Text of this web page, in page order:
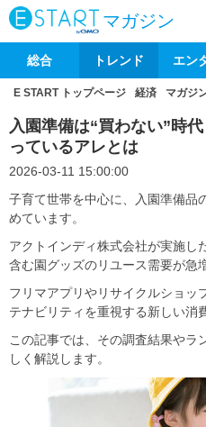
マガジン
総合 トレンド エン
E START トップページ 経済 マガジ
入園準備は“買わない”時
っているアレとは
2026-03-11 15:00:00
子育て世帯を中心に、入園準備品
めています。
アクトインディ株式会社が実施し
含む園グッズのリユース需要が急
フリマアプリやリサイクルショッ
テナビリティを重視する新しい消
この記事では、その調査結果やラ
しく解説します。